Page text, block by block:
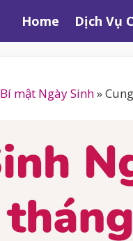
Home Dịch Vụ
Bí mật Ngày Sinh»